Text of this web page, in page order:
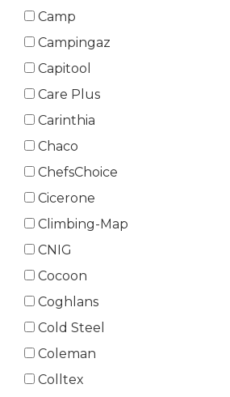
Camp
Campingaz
Capitool
Care Plus
Carinthia
Chaco
ChefsChoice
Cicerone
Climbing-Map
CNIG
Cocoon
Coghlans
Cold Steel
Coleman
Colltex